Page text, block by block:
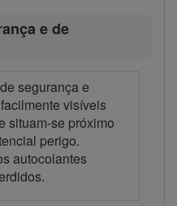
e de
segurança e
visíveis
situam-se próximo
perigo.
autocolantes